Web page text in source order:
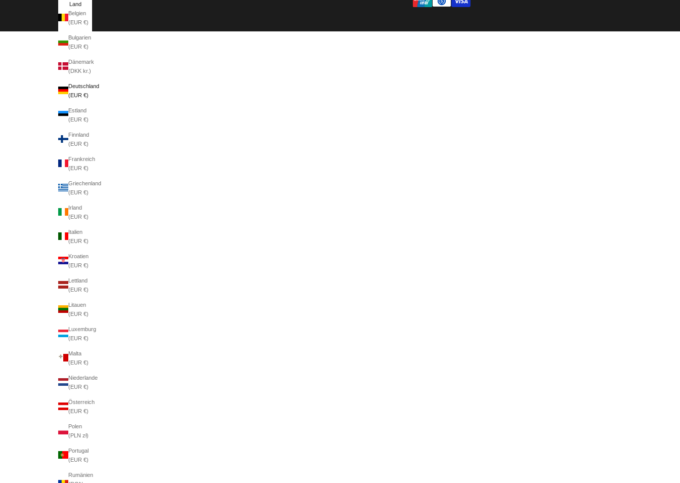
Land
Belgien
(EUR €)
Bulgarien
(EUR €)
Dänemark
(DKK kr.)
Deutschland
(EUR €)
Estland
(EUR €)
Finnland
(EUR €)
Frankreich
(EUR €)
Griechenland
(EUR €)
Irland
(EUR €)
Italien
(EUR €)
Kroatien
(EUR €)
Lettland
(EUR €)
Litauen
(EUR €)
Luxemburg
(EUR €)
Malta
(EUR €)
Niederlande
(EUR €)
Österreich
(EUR €)
Polen
(PLN zł)
Portugal
(EUR €)
Rumänien